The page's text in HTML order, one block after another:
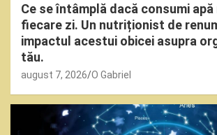
Ce se întâmplă dacă consumi apă
fiecare zi. Un nutriționist de
impactul acestui obicei asupra
tău.
august 7, 2026 O Gabriel